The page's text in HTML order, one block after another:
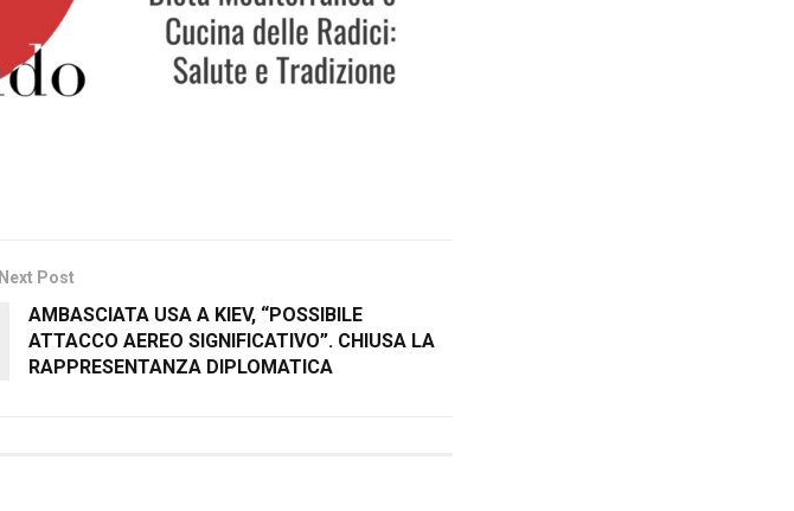
Next Post
AMBASCIATA USA A KIEV, “POSSIBILE
ATTACCO AEREO SIGNIFICATIVO”. CHIUSA LA
RAPPRESENTANZA DIPLOMATICA